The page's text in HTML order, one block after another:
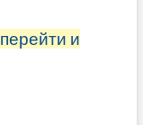
перейти и